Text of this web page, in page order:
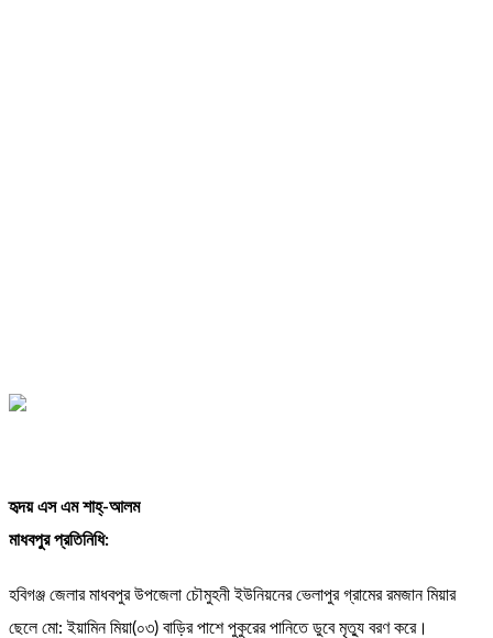
হৃদয় এস এম শাহ্-আলম
মাধবপুর প্রতিনিধি:
হবিগঞ্জ জেলার মাধবপুর উপজেলা চৌমুহনী ইউনিয়নের ভেলাপুর গ্রামের রমজান মিয়ার
ছেলে মো: ইয়ামিন মিয়া(০৩) বাড়ির পাশে পুকুরের পানিতে ডুবে মৃত্যু বরণ করে।